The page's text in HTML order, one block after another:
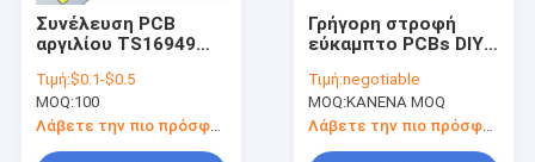
Συνέλευση PCB
αργιλίου TS16949
οδηγημένο το Cree
φως
Τιμή:$0.1-$0.5
MOQ:100
Λάβετε την πιο πρόσφατη τιμή
Γρήγορη στροφή
εύκαμπτο PCBs DIY
TS16949 υψηλό TG
Τιμή:negotiable
MOQ:ΚΑΝΕΝΑ MOQ